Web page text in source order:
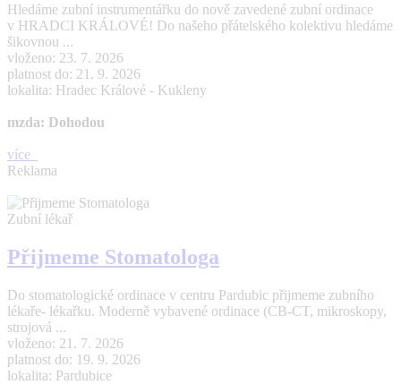
Hledáme zubní instrumentářku do nově zavedené zubní ordinace
v HRADCI KRÁLOVÉ! Do našeho přátelského kolektivu hledáme
šikovnou ...
vloženo: 23. 7. 2026
platnost do: 21. 9. 2026
lokalita: Hradec Králové - Kukleny
mzda: Dohodou
více
Reklama
Zubní lékař
Přijmeme Stomatologa
Do stomatologické ordinace v centru Pardubic přijmeme zubního
lékaře- lékařku. Moderně vybavené ordinace (CB-CT, mikroskopy,
strojová ...
vloženo: 21. 7. 2026
platnost do: 19. 9. 2026
lokalita: Pardubice